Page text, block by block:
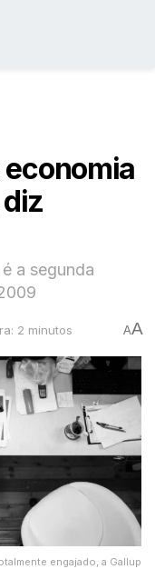
a segunda
2 minutos AA
engajado, a Gallup